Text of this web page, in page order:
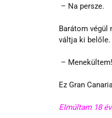
– Na persze.
Barátom végül
váltja ki belőle.
–
Ez Gran
Elmúltam 18